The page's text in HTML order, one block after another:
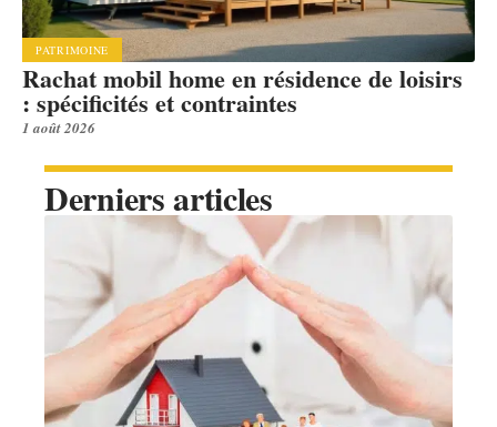
PATRIMOINE
Rachat mobil home en résidence de loisirs
: spécificités et contraintes
1 août 2026
Derniers articles